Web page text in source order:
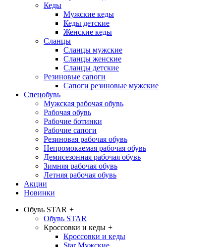
Кеды
Мужские кеды
Кеды детские
Женские кеды
Сланцы
Сланцы мужские
Сланцы женские
Сланцы детские
Резиновые сапоги
Сапоги резиновые мужские
Спецобувь
Мужская рабочая обувь
Рабочая обувь
Рабочие ботинки
Рабочие сапоги
Резиновая рабочая обувь
Непромокаемая рабочая обувь
Демисезонная рабочая обувь
Зимняя рабочая обувь
Летняя рабочая обувь
Акции
Новинки
Обувь STAR +
Обувь STAR
Кроссовки и кеды +
Кроссовки и кеды
Star Мужские